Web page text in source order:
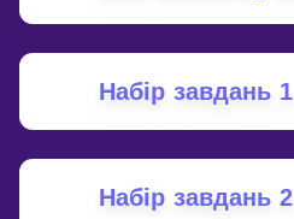
Набір завдань 1
Набір завдань 2